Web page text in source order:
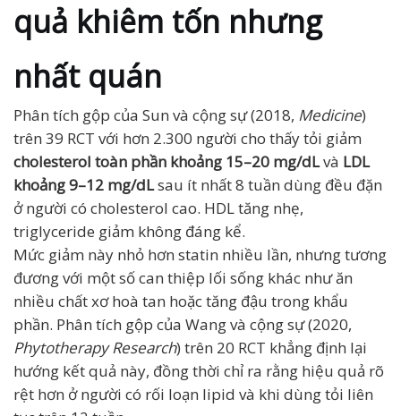
quả khiêm tốn nhưng
nhất quán
Phân tích gộp của Sun và cộng sự (2018, Medicine)
trên 39 RCT với hơn 2.300 người cho thấy tỏi giảm
cholesterol toàn phần khoảng 15–20 mg/dLvà LDL
khoảng 9–12 mg/dLsau ít nhất 8 tuần dùng đều đặn
ở người có cholesterol cao. HDL tăng nhẹ,
triglyceride giảm không đáng kể.
Mức giảm này nhỏ hơn statin nhiều lần, nhưng tương
đương với một số can thiệp lối sống khác như ăn
nhiều chất xơ hoà tan hoặc tăng đậu trong khẩu
phần. Phân tích gộp của Wang và cộng sự (2020,
Phytotherapy Research) trên 20 RCT khẳng định lại
hướng kết quả này, đồng thời chỉ ra rằng hiệu quả rõ
rệt hơn ở người có rối loạn lipid và khi dùng tỏi liên